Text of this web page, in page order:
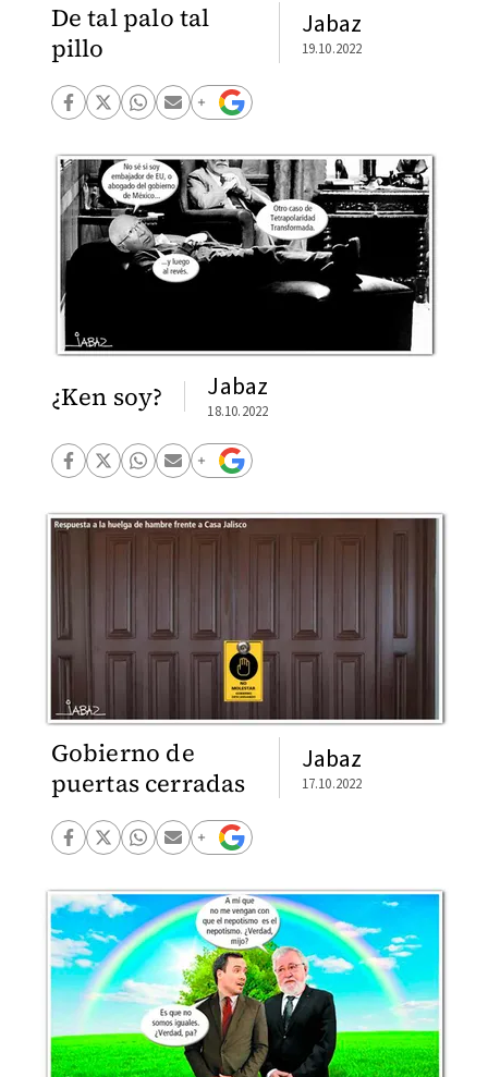
De tal palo tal
pillo
Jabaz
19.10.2022
¿Ken soy? Jabaz
18.10.2022
Gobierno de
puertas cerradas
Jabaz
17.10.2022